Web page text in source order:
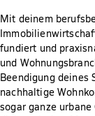
Mit deinem
fundiert und
und
Beendigung deines
nachhaltige
sogar ganze